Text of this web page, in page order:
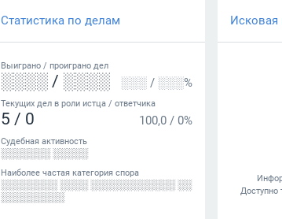
Статистика по делам
Выиграно / проиграно дел
░░░░ / ░░░░ ░░░ / ░░░%
Текущих дел в роли истца / ответчика
5 / 0 100,0 / 0%
Судебная активность
░░░░░░░ ░░░░░
Наиболее частая категория спора
░░░░░░░░ ░░░░ ░░░░░░░░░░░░ ░░
░░░░░░░░░
Исковая